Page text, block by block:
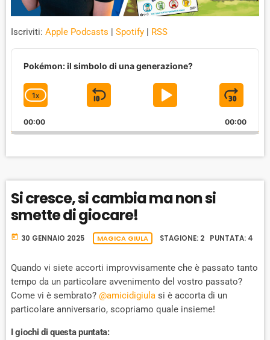
Iscriviti: Apple Podcasts | Spotify | RSS
A
a
e
Pokémon: il simbolo di una generazione?
C
A
N
E
L
A
Y
B
A
C
R
A
T
E
1X
S
I
P
A
C
K
W
R
D
P
A
Y
A
U
E
J
U
M
P
O
A
D
00:00 00:00
Si cresce, si cambia ma non si
smette di giocare!
today 30 GENNAIO 2025 MAGICA GIULA STAGIONE: 2 PUNTATA: 4
Quando vi siete accorti improvvisamente che è passato tanto
tempo da un particolare avvenimento del vostro passato?
Come vi è sembrato? @amicidigiula si è accorta di un
particolare anniversario, scopriamo quale insieme!
I giochi di questa puntata: